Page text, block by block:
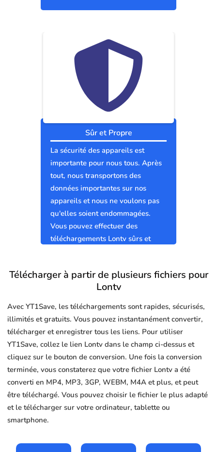
Sûr et Propre
La sécurité des appareils est
importante pour nous tous. Après
tout, nous transportons des
données importantes sur nos
appareils et nous ne voulons pas
qu'elles soient endommagées.
Vous pouvez effectuer des
téléchargements Lontv sûrs et
Télécharger à partir de plusieurs fichiers pour
Lontv
Avec YT1Save, les téléchargements sont rapides, sécurisés,
illimités et gratuits. Vous pouvez instantanément convertir,
télécharger et enregistrer tous les liens. Pour utiliser
YT1Save, collez le lien Lontv dans le champ ci-dessus et
cliquez sur le bouton de conversion. Une fois la conversion
terminée, vous constaterez que votre fichier Lontv a été
converti en MP4, MP3, 3GP, WEBM, M4A et plus, et peut
être téléchargé. Vous pouvez choisir le fichier le plus adapté
et le télécharger sur votre ordinateur, tablette ou
smartphone.